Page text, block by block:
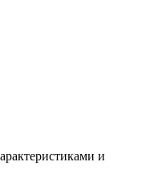
и